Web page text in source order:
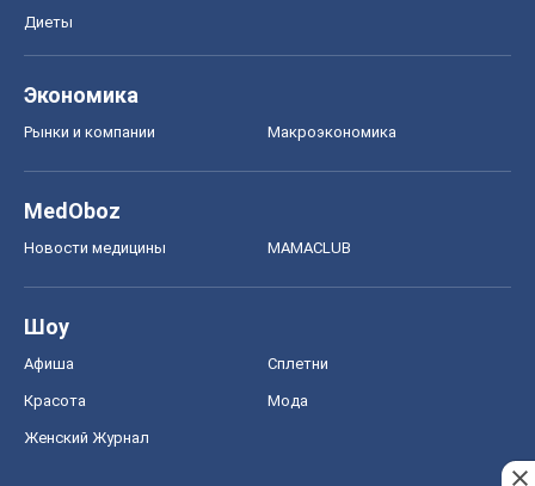
Диеты
Экономика
Рынки и компании Mакроэкономика
MedOboz
Новости медицины MAMACLUB
Шоу
Афиша Сплетни
Красота Мода
Женский Журнал